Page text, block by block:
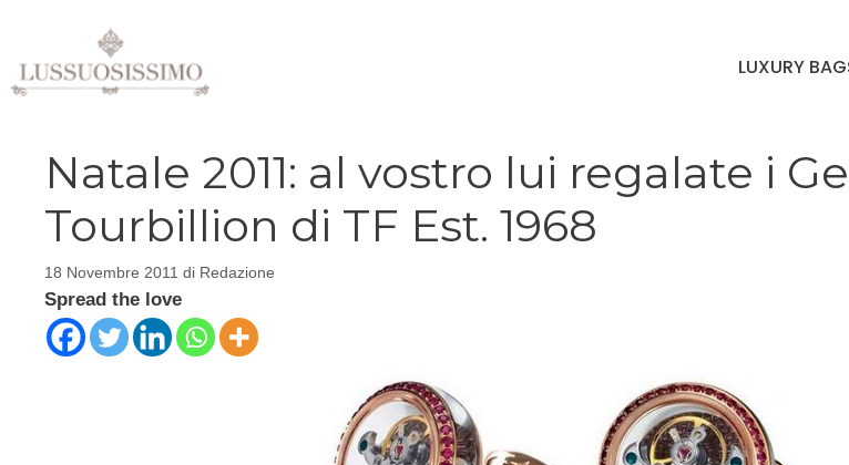
contenuto
LUXURY
Natale 2011: al vostro lui regalate i
Tourbillion di TF Est. 1968
18 Novembre 2011 di Redazione
Spread the love